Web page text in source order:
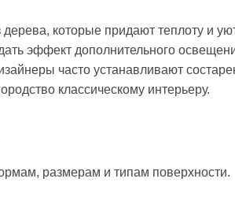
которые придают теплоту и
эффект дополнительного
часто устанавливают
классическому интерьеру.
размерам и типам поверхности.